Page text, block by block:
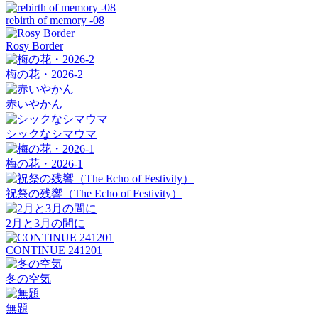
rebirth of memory -08
Rosy Border
梅の花・2026-2
赤いやかん
シックなシマウマ
梅の花・2026-1
祝祭の残響（The Echo of Festivity）
2月と3月の間に
CONTINUE 241201
冬の空気
無題